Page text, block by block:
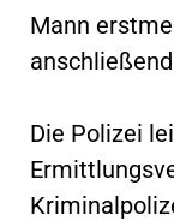
Mann
Die Polizei